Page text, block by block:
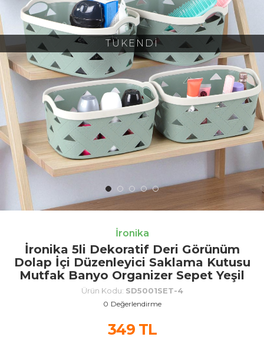
TÜKENDİ
İronika
İronika 5li Dekoratif Deri Görünüm
Dolap İçi Düzenleyici Saklama Kutusu
Mutfak Banyo Organizer Sepet Yeşil
Ürün Kodu: SD5001SET-4
0 Değerlendirme
349TL